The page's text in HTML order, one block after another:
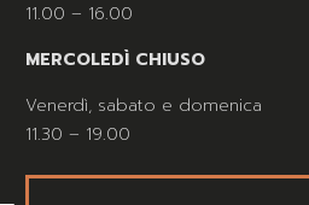
11.00 – 16.00
MERCOLEDÌ CHIUSO
Venerdì, sabato e domenica
11.30 – 19.00